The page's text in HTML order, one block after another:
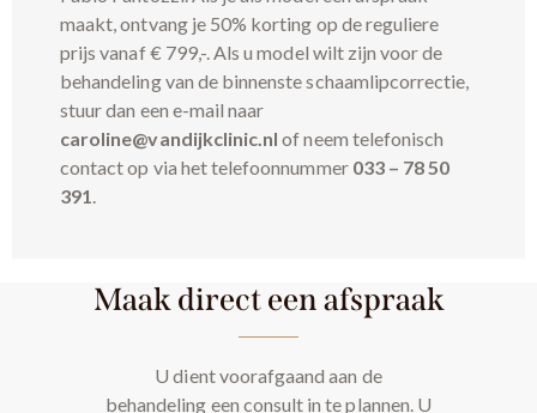
maakt, ontvang je 50% korting op de reguliere
prijs vanaf € 799,-. Als u model wilt zijn voor de
behandeling van de binnenste schaamlipcorrectie,
stuur dan een e-mail naar
caroline@vandijkclinic.nl of neem telefonisch
contact op via het telefoonnummer 033 – 78 50
391.
Maak direct een afspraak
U dient voorafgaand aan de
behandeling een consult in te plannen. U